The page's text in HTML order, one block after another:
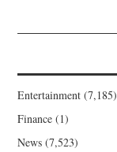
Entertainment (7,185)
Finance (1)
News (7,523)